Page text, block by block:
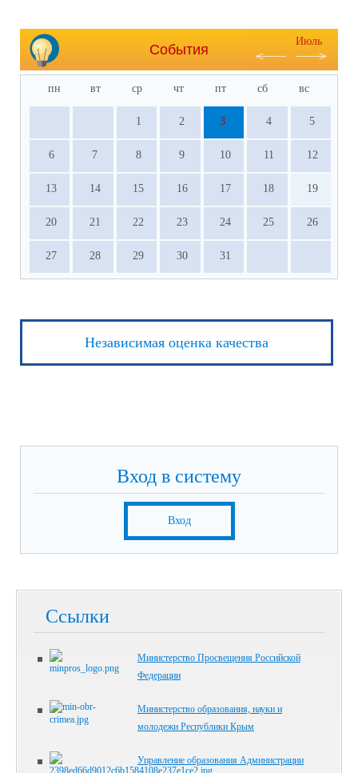
События
Июль
пн вт ср чт пт сб вс
1 2 3 4 5
6 7 8 9 10 11 12
13 14 15 16 17 18 19
20 21 22 23 24 25 26
27 28 29 30 31
Независимая оценка качества
Вход в систему
Вход
Ссылки
Министерство Просвещения Российской
Федерации
Министерство образования, науки и
молодежи Республики Крым
Управление образования Администрации